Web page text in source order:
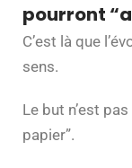
pourront
C’est là que
sens.
Le but n’est
papier”.